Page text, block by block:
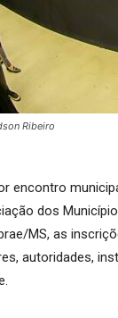
Ribeiro
encontro
dos
MS, as
autoridades,